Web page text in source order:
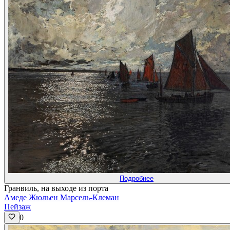
Подробнее
Гранвиль, на выходе из порта
Амеде Жюльен Марсель-Клеман
Пейзаж
0